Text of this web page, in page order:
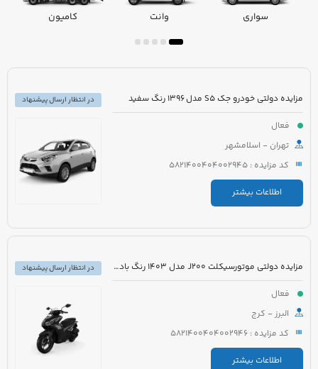
سواری وانت کامیون
مزایده دولتی خودرو جک S5 مدل 1396 رنگ سفید
فعال
تهران - اسلامشهر
کد مزایده : 5821400404002945
اطلاعات بیشتر
در انتظار ارسال پیشنهاد
مزایده دولتی موتورسیکلت J200 مدل 1403 رنگ بادمجانی
فعال
البرز - کرج
کد مزایده : 5821400404002946
اطلاعات بیشتر
در انتظار ارسال پیشنهاد